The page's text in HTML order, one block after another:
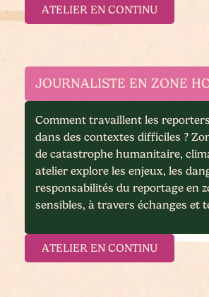
ATELIER EN CONTINU
JOURNALISTE EN ZONE
Comment travaillent les
dans des contextes difficiles ?
de catastrophe humanitaire,
atelier explore les enjeux, les
responsabilités du reportage en
sensibles, à travers échanges et
ATELIER EN CONTINU